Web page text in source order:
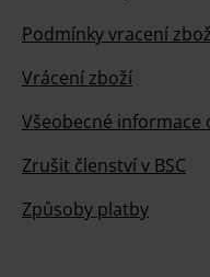
Podmínky vracení
Vrácení zboží
Všeobecné informace
Zrušit členství v BSC
Způsoby platby